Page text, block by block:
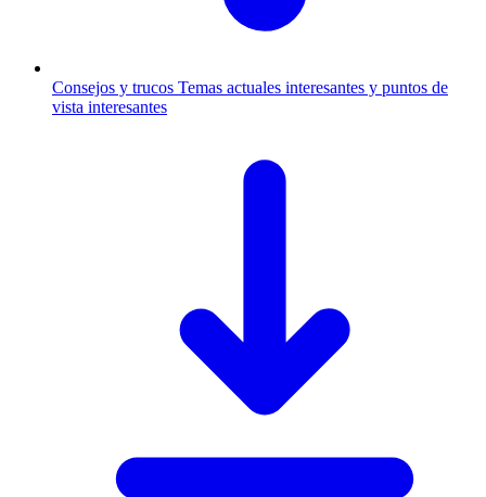
Consejos y trucos Temas actuales interesantes y puntos de
vista interesantes